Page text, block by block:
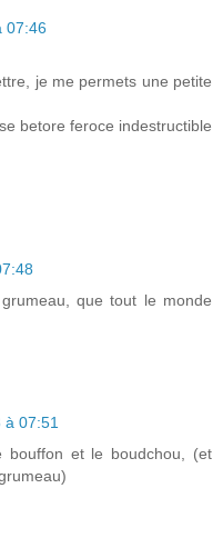
07:46
je me permets une petite
betore feroce indestructible
que tout le monde
à 07:51
et le boudchou, (et